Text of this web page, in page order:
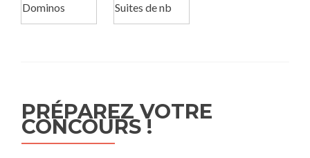
Dominos Suites de nb
PRÉPAREZ VOTRE
CONCOURS !